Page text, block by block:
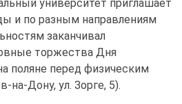
университет приглашает
и по разным направлениям
заканчивал
торжества Дня
поляне перед физическим
на-Дону, ул. Зорге, 5).